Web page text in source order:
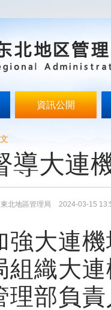
資訊公開
導大連
北地區管理局 2024-03-15
連機
組織大
理部負